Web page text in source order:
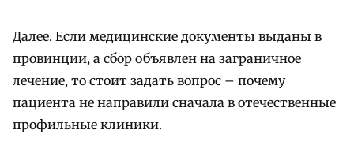
Далее. Если медицинские документы выданы в
провинции, а сбор объявлен на заграничное
лечение, то стоит задать вопрос – почему
пациента не направили сначала в отечественные
профильные клиники.